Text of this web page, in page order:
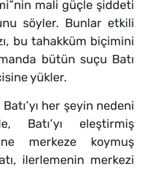
mali güçle şiddeti
söyler. Bunlar etkili
bu tahakküm biçimini
bütün suçu Batı
yükler.
her şeyin nedeni
Batı’yı eleştirmiş
merkeze koymuş
ilerlemenin merkezi